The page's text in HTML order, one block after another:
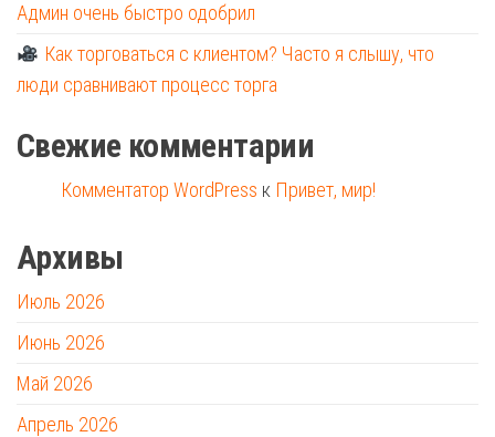
Админ очень быстро одобрил
Как торговаться с клиентом? Часто я слышу, что
люди сравнивают процесс торга
Свежие комментарии
Комментатор WordPress к Привет, мир!
Архивы
Июль 2026
Июнь 2026
Май 2026
Апрель 2026